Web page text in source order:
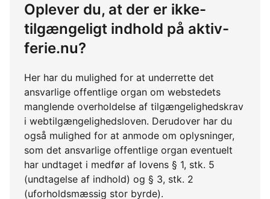
Oplever du, at der er ikke-
tilgængeligt indhold på aktiv-
ferie.nu?
Her har du mulighed for at underrette det
ansvarlige offentlige organ om webstedets
manglende overholdelse af tilgængelighedskrav
i webtilgængelighedsloven. Derudover har du
også mulighed for at anmode om oplysninger,
som det ansvarlige offentlige organ eventuelt
har undtaget i medfør af lovens § 1, stk. 5
(undtagelse af indhold) og § 3, stk. 2
(uforholdsmæssig stor byrde).